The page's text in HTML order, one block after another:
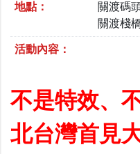
地點：
關渡碼
關渡棧
活動內容：
不是特效、
北台灣首見